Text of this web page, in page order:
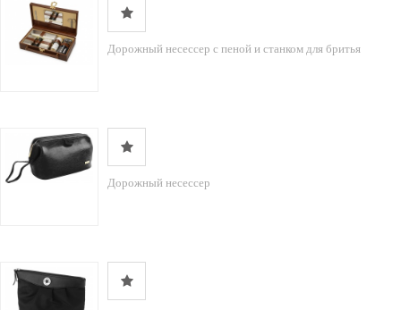
Дорожный несессер с пеной и станком для бритья
Дорожный несессер